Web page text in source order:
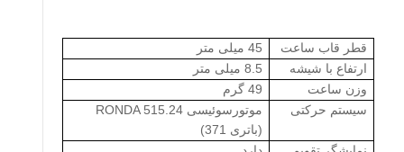
قطر قاب ساعت
45 میلی متر
ارتفاع با شیشه
8.5 میلی متر
وزن ساعت
49 گرم
سیستم حرکتی
موتورسوئیسی RONDA 515.24
(باتری 371)